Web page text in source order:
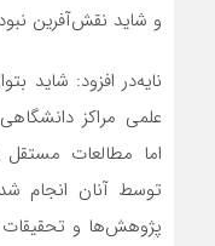
و شاید نقش‌آفرین
نایه‌در افزود: شاید
علمی مراکز
اما مطالعات
توسط آنان انجام
پژوهش‌ها و تحقیقات